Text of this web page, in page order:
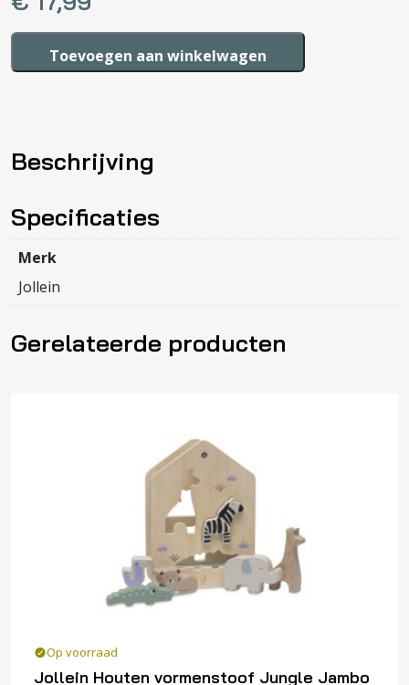
Activiteitenkubus
Animal
Toevoegen aan winkelwagen
Beschrijving
Specificaties
Merk
Jollein
Gerelateerde producten
Op voorraad
Jollein Houten vormenstoof Jungle Jambo